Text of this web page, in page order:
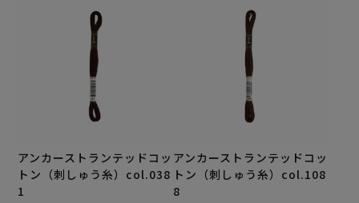
アンカーストランテッドコッ
トン（刺しゅう糸）col.038
1
アンカーストランテッドコッ
トン（刺しゅう糸）col.108
8